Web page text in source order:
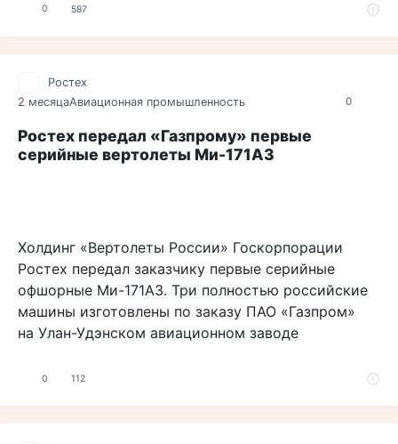
0 587
0
Ростех
2 месяцаАвиационная промышленность
Ростех передал «Газпрому» первые
серийные вертолеты Ми-171А3
Холдинг «Вертолеты России» Госкорпорации
Ростех передал заказчику первые серийные
офшорные Ми-171А3. Три полностью российские
машины изготовлены по заказу ПАО «Газпром»
на Улан-Удэнском авиационном заводе
0 112